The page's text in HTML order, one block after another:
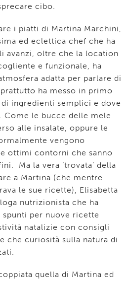
cibo.
i piatti di Martina Marchini,
ed eclettica chef che ha
avanzi, oltre che la location
e funzionale, ha
adatta per parlare di
ha messo in primo
ingredienti semplici e dove
le bucce delle mele
alle insalate, oppure le
vengono
ottimi contorni che sanno
Ma la vera ‘trovata’ della
a Martina (che mentre
le sue ricette), Elisabetta
nutrizionista che ha
per nuove ricette
natalizie con consigli
che curiosità sulla natura di
quella di Martina ed